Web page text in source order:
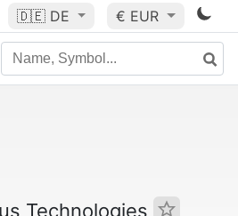
🇩🇪 DE € EUR
Technologies